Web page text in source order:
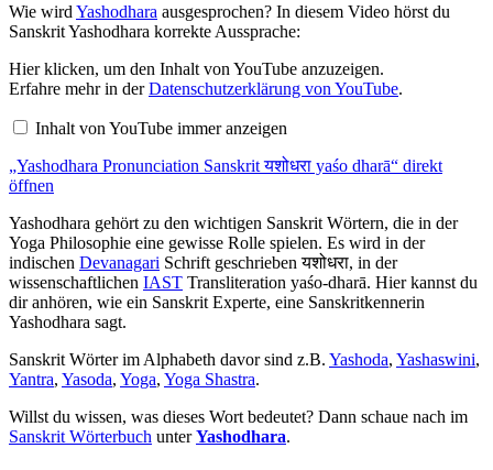
Wie wird Yashodhara ausgesprochen? In diesem Video hörst du
Sanskrit Yashodhara korrekte Aussprache:
„Yashodhara
Pronunciation
Sanskrit
yaśo
von
YouTube
Hier klicken, um den Inhalt von YouTube anzuzeigen.
Erfahre mehr in derDatenschutzerklärung von YouTube.
Inhalt von YouTube immer anzeigen
„Yashodhara Pronunciation Sanskrit यशोधरा yaśo dharā“ direkt
öffnen
Yashodhara gehört zu den wichtigen Sanskrit Wörtern, die in der
Yoga Philosophie eine gewisse Rolle spielen. Es wird in der
indischen Devanagari Schrift geschrieben यशोधरा, in der
wissenschaftlichen IAST Transliteration yaśo-dharā. Hier kannst du
dir anhören, wie ein Sanskrit Experte, eine Sanskritkennerin
Yashodhara sagt.
Sanskrit Wörter im Alphabeth davor sind z.B. Yashoda, Yashaswini,
Yantra, Yasoda, Yoga, Yoga Shastra.
Willst du wissen, was dieses Wort bedeutet? Dann schaue nach im
Sanskrit Wörterbuch unterYashodhara.